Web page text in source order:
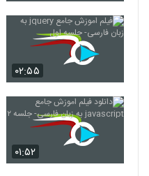
۰۲:۵۵
۰۱:۵۲